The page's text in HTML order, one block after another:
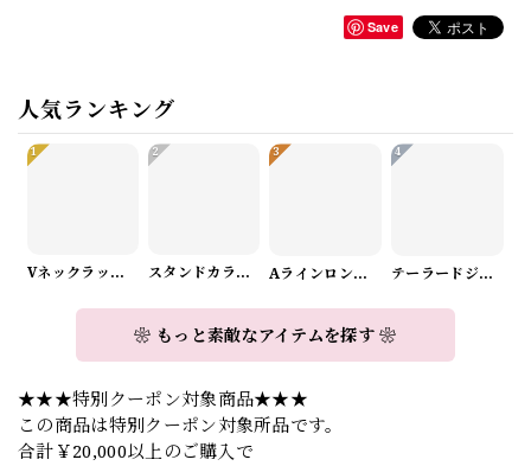
Save
人気ランキング
1
Vネックラップデザインニット（3color） A1008
2
スタンドカラーロングスリーブリボンブラウス（3color） A1126
3
Aラインロングワンピース（2color） A0908
4
テーラードジャケット＆ワイドパンツスーツwithスカーフ A0987
❀ もっと素敵なアイテムを探す ❀
★★★特別クーポン対象商品★★★
この商品は特別クーポン対象所品です。
合計￥20,000以上のご購入で